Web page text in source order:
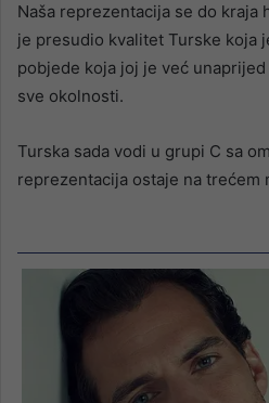
Naša reprezentacija se do kraja
je presudio kvalitet Turske koja
pobjede koja joj je već
sve okolnosti.
Turska sada vodi u grupi C sa
reprezentacija ostaje na trećem